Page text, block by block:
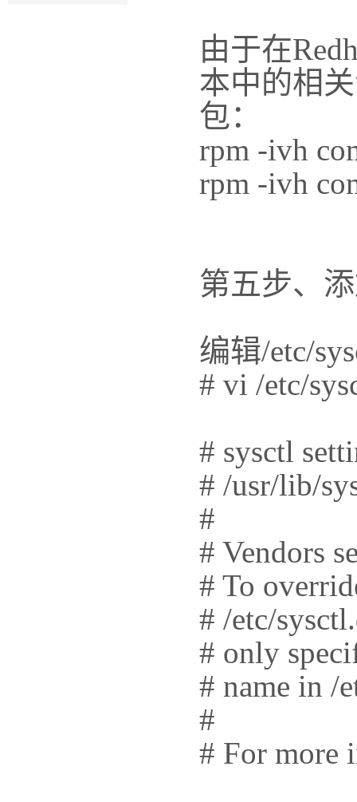
由于在
本中的相
包：
rpm -ivh
rpm -ivh
第五步、
编辑/etc/
# vi /etc/
# sysctl
# /usr/lib/
#
# Vendors
# To
# /etc/
# only
# name in /
#
# For more